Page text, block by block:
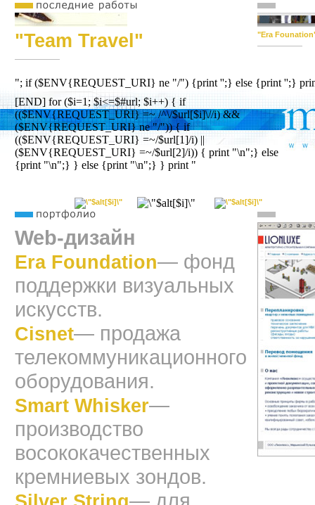
"Team Travel" "Era
"; if ($ENV{REQUEST_URI} ne "/") {print '';} else {print '';}
[END] for ($i=1; $i<=$#url; $i++) { if
(($ENV{REQUEST_URI} =~ /^\/$url[$i]\//i) &&
($ENV{REQUEST_URI} ne "/")) { if
(($ENV{REQUEST_URI} =~/$url[1]/i) ||
($ENV{REQUEST_URI} =~/$url[2]/i)) { print "\n";} else
{print "\n";} } else {print "\n";} } print "
Web-дизайн
Era Foundation— фонд
поддержки визуальных
искусств.
Cisnet— продажа
телекоммуникационного
оборудования.
Smart Whisker—
производство
восококачественных
кремниевых зондов.